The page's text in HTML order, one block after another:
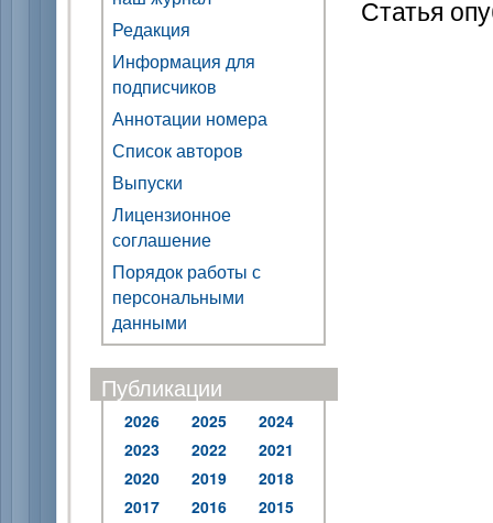
Редакция
Информация для
подписчиков
Аннотации номера
Список авторов
Выпуски
Лицензионное
соглашение
Порядок работы с
персональными
данными
Публикации
2026 2025
2024
2023
2022
2021
2020
2019
2018
2017
2016
2015
Статья